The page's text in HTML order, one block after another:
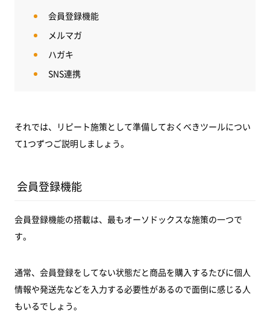
会員登録機能
メルマガ
ハガキ
SNS連携
それでは、リピート施策として準備しておくべきツールについ
て1つずつご説明しましょう。
会員登録機能
会員登録機能の搭載は、最もオーソドックスな施策の一つで
す。
通常、会員登録をしてない状態だと商品を購入するたびに個人
情報や発送先などを入力する必要性があるので面倒に感じる人
もいるでしょう。